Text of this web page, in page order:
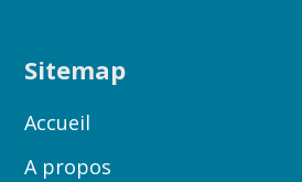
Sitemap
Accueil
A propos